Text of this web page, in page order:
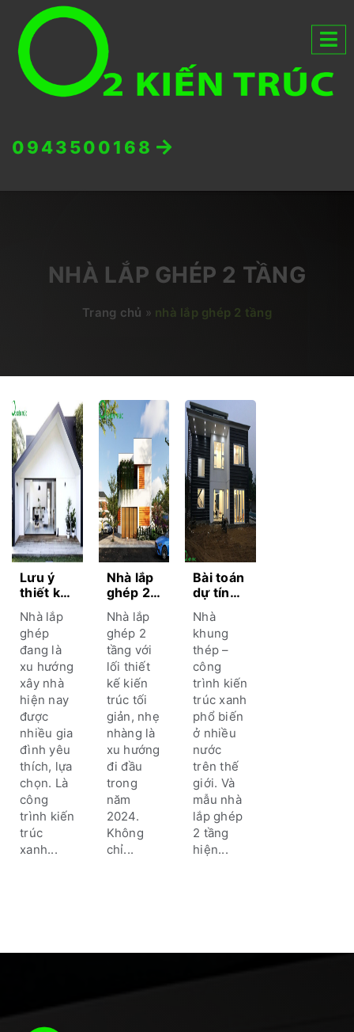
0943500168
NHÀ LẮP GHÉP 2 TẦNG
Trang chủ » nhà lắp ghép 2 tầng
Lưu ý
thiết kế
nhà lắp
ghép
bền
vững và
thân
thiện với
môi
trường
Nhà lắp
ghép
đang là
xu hướng
xây nhà
hiện nay
được
nhiều gia
đình yêu
thích, lựa
chọn. Là
công
trình kiến
trúc
xanh...
Nhà lắp
ghép 2
tầng tại
Hà Tĩnh
– giải
pháp
xây
dựng
nhà hiện
đại
Nhà lắp
ghép 2
tầng với
lối thiết
kế kiến
trúc tối
giản, nhẹ
nhàng là
xu hướng
đi đầu
trong
năm
2024.
Không
chỉ...
Bài toán
dự tính
làm nhà
lắp ghép
2 tầng
mới
nhất
2023
Nhà
khung
thép –
công
trình kiến
trúc xanh
phổ biến
ở nhiều
nước
trên thế
giới. Và
mẫu nhà
lắp ghép
2 tầng
hiện...